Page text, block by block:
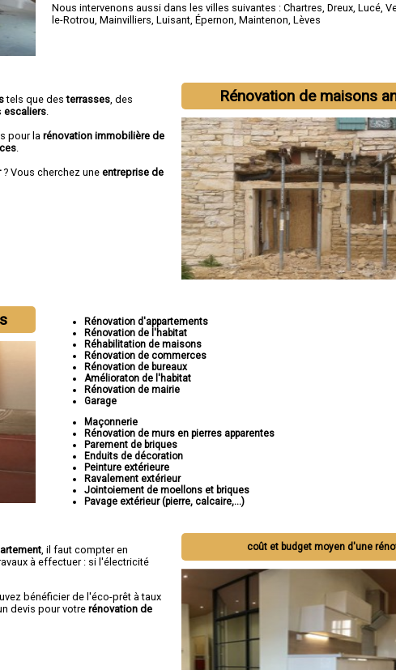
Nous intervenons aussi dans les villes suivantes :Chartres ,Dreux ,Lucé ,
le-Rotrou ,Mainvilliers ,Luisant ,Épernon ,Maintenon ,Lèves
Rénovation de maisons
tels que desterrasses , des
escaliers
pour la rénovation immobilière de
? Vous cherchez une entreprise de
Rénovation d'appartements
Rénovation de l'habitat
Réhabilitation de maisons
Rénovation de commerces
Rénovation de bureaux
Amélioraton de l'habitat
Rénovation de mairie
Garage
Maçonnerie
Rénovation de murs en pierres apparentes
Parement de briques
Enduits de décoration
Peinture extérieure
Ravalement extérieur
Jointoiement de moellons et briques
Pavage extérieur (pierre, calcaire,...)
coût et budget moyen d'une
, il faut compter en
à effectuer : si l'électricité
bénéficier de l'éco-prêt à taux
devis pour votre rénovation de